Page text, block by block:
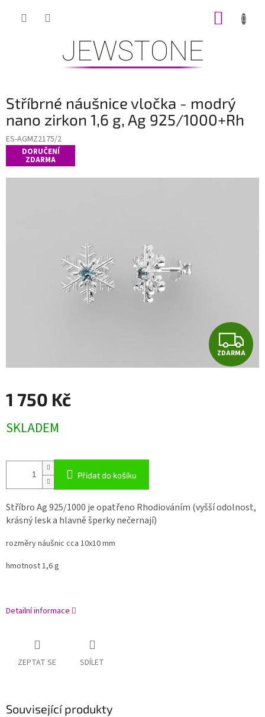
Stříbrné náušnice vločka - modrý
nano zirkon 1,6 g, Ag 925/1000+Rh
ES-AGMZ2175/2
DORUČENÍ
ZDARMA
Z
D
ZDARMA
1 750 Kč
cena:
SKLADEM
Přidat do košíku
Stříbro Ag 925/1000 je opatřeno Rhodiováním (vyšší odolnost,
krásný lesk a hlavně šperky nečernají)
rozměry náušnic cca 10x10 mm
hmotnost 1,6 g
Detailní informace
ZEPTAT SE SDÍLET
Související produkty